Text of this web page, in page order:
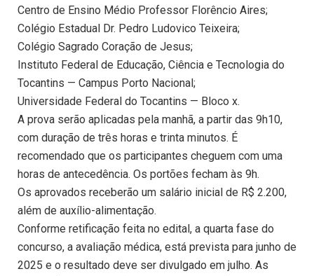
Centro de Ensino Médio Professor Florêncio Aires;
Colégio Estadual Dr. Pedro Ludovico Teixeira;
Colégio Sagrado Coração de Jesus;
Instituto Federal de Educação, Ciência e Tecnologia do
Tocantins — Campus Porto Nacional;
Universidade Federal do Tocantins — Bloco x.
A prova serão aplicadas pela manhã, a partir das 9h10,
com duração de três horas e trinta minutos. É
recomendado que os participantes cheguem com uma
horas de antecedência. Os portões fecham às 9h.
Os aprovados receberão um salário inicial de R$ 2.200,
além de auxílio-alimentação.
Conforme retificação feita no edital, a quarta fase do
concurso, a avaliação médica, está prevista para junho de
2025 e o resultado deve ser divulgado em julho. As